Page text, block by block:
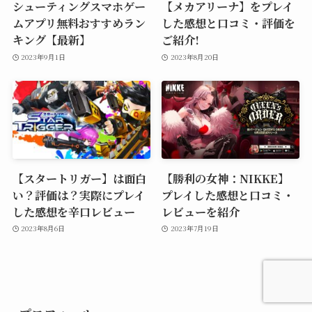
シューティングスマホゲー
ムアプリ無料おすすめラン
キング【最新】
2023年9月1日
【メカアリーナ】をプレイ
した感想と口コミ・評価を
ご紹介!
2023年8月20日
【スタートリガー】は面白
い？評価は？実際にプレイ
した感想を辛口レビュー
2023年8月6日
【勝利の女神：NIKKE】
プレイした感想と口コミ・
レビューを紹介
2023年7月19日